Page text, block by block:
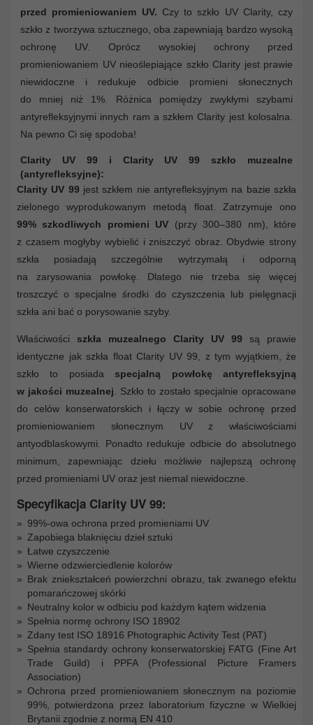
przed promieniowaniem UV. Czy to szkło UV Clarity, czy
szkło z tworzywa sztucznego, oba zapewniają bardzo wysoką
ochronę UV. Oprócz wysokiej ochrony przed
promieniowaniem UV nieoślepiające szkło Clarity jest prawie
niewidoczne i redukuje odbicie promieni słonecznych
do mniej niż 1%. Różnica pomiędzy zwykłymi szybami
antyrefleksyjnymi innych ram a szkłem Clarity jest kolosalna.
Na pewno Ci się spodoba!
Clarity UV 99 i Clarity UV 99 szkło muzealne
(antyrefleksyjne):
Clarity UV 99 jest szkłem nie antyrefleksyjnym na bazie szkła
zielonego wyprodukowanym metodą float. Zatrzymuje ono
99% szkodliwych promieni UV (przy 300–380 nm), które
z czasem mogłyby wybielić i zniszczyć obraz. Obydwie strony
szkła posiadają szczególnie wytrzymałą i odporną
na zarysowania powłokę. Dlatego nie trzeba się więcej
troszczyć o specjalne środki do czyszczenia lub pielęgnacji
szkła ani bać o porysowanie szyby.
Właściwości szkła muzealnego Clarity UV 99 są prawie
identyczne jak szkła float Clarity UV 99, z tym wyjątkiem, że
szkło to posiada specjalną powłokę antyrefleksyjną
w jakości muzealnej . Szkło to zostało specjalnie opracowane
do celów konserwatorskich i łączy w sobie ochronę przed
promieniowaniem słonecznym UV z właściwościami
antyodblaskowymi. Ponadto redukuje odbicie do absolutnego
minimum, zapewniając dziełu możliwie najlepszą ochronę
przed promieniami UV oraz jest niemal niewidoczne.
Specyfikacja Clarity UV 99:
99%-owa ochrona przed promieniami UV
Zapobiega blaknięciu dzieł sztuki
Łatwe czyszczenie
Wierne odzwierciedlenie kolorów
Brak zniekształceń powierzchni obrazu, tak zwanego efektu
pomarańczowej skórki
Neutralny kolor w odbiciu pod każdym kątem widzenia
Spełnia normę ochrony ISO 18902
Zdany test ISO 18916 Photographic Activity Test (PAT)
Spełnia standardy ochrony konserwatorskiej FATG (Fine Art
Trade Guild) i PPFA (Professional Picture Framers
Association)
Ochrona przed promieniowaniem słonecznym na poziomie
99%, potwierdzona przez laboratorium fizyczne w Wielkiej
Brytanii zgodnie z normą EN 410